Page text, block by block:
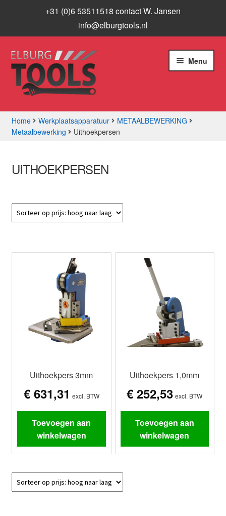
+31 (0)6 53511518 contact W. Jansen
info@elburgtools.nl
Ga
door
naar
navigatie
Ga
naar
inhoud
Menu
Assortiment
Aanbiedingen
Contact
Home Werkplaatsapparatuur
METAALBEWERKING
Metaalbewerking
Uithoekpersen
UITHOEKPERSEN
Uithoekpers 3mm
€631,31 excl. BTW
Toevoegen aan
winkelwagen
Uithoekpers 1,0mm
€ 252,53 excl. BTW
Toevoegen aan
winkelwagen